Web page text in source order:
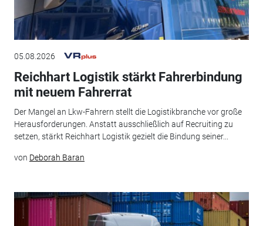
05.08.2026
Reichhart Logistik stärkt Fahrerbindung
mit neuem Fahrerrat
Der Mangel an Lkw-Fahrern stellt die Logistikbranche vor große
Herausforderungen. Anstatt ausschließlich auf Recruiting zu
setzen, stärkt Reichhart Logistik gezielt die Bindung seiner...
von Deborah Baran